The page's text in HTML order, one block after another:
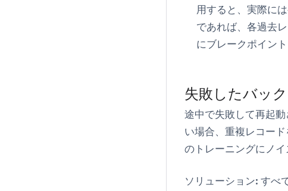
用すると、実際に
であれば、各過去
にブレークポイン
失敗したバッ
途中で失敗して再起
い場合、重複レコー
のトレーニングにノイ
ソリューション: すべ